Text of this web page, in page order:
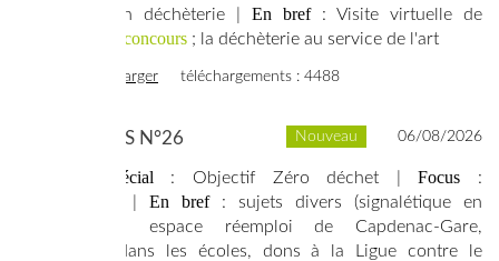
d'accueil en déchèterie | En bref: Visite virtuelle de
jeu concours ; la déchèterie au service de l'art
télécharger téléchargements : 4488
Nouveau 06/08/2026
SYNERGIES N°26
Dossier spécial : Objectif Zéro déchet |Focus :
En bref: sujets divers (signalétique en
déchetterie, espace réemploi de Capdenac-Gare,
concours dans les écoles, dons à la Ligue contre le